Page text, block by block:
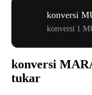
konversi
konversi 1
konversi
tukar